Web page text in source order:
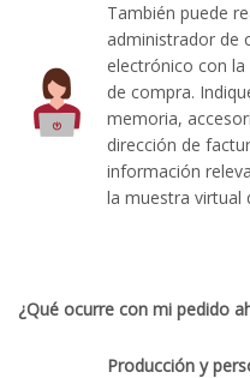
También puede
administrador de
electrónico con
de compra.
memoria,
dirección de
información
la muestra virtual
¿Qué ocurre con mi pedido
Producción y